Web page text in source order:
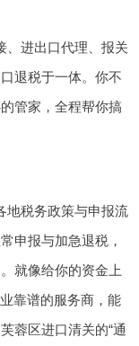
、进出口代理、报关
退税于一体。你不
管家，全程帮你搞
地税务政策与申报流
申报与加急退税，
就像给你的资金上
靠谱的服务商，能
蓉区进口清关的“通